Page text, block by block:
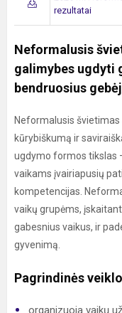
rezultatai
Neformalusis
galimybes ugdyti
bendruosius
Neformalusis
kūrybiškumą ir
ugdymo formos tikslas
vaikams įvairiapusių
kompetencijas.
vaikų grupėms,
gabesnius vaikus, ir
gyvenimą.
Pagrindinės
organizuoja vaikų